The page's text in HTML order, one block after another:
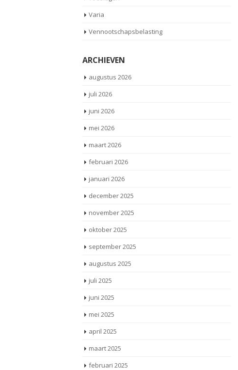
Varia
Vennootschapsbelasting
ARCHIEVEN
augustus 2026
juli 2026
juni 2026
mei 2026
maart 2026
februari 2026
januari 2026
december 2025
november 2025
oktober 2025
september 2025
augustus 2025
juli 2025
juni 2025
mei 2025
april 2025
maart 2025
februari 2025